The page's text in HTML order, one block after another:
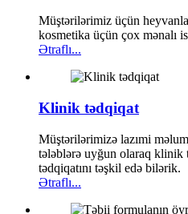
Müştərilərimiz üçün
kosmetika üçün çox mənalı
Ətraflı...
Klinik tədqiqat
Müştərilərimizə lazımi
tələblərə uyğun olaraq klinik
tədqiqatını təşkil edə bilərik.
Ətraflı...